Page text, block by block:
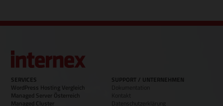
SERVICES
WordPress Hosting Vergleich
Managed Server Österreich
Managed Cluster
SUPPORT / UNTERNEHMEN
Dokumentation
Kontakt
Datenschutzerklärung